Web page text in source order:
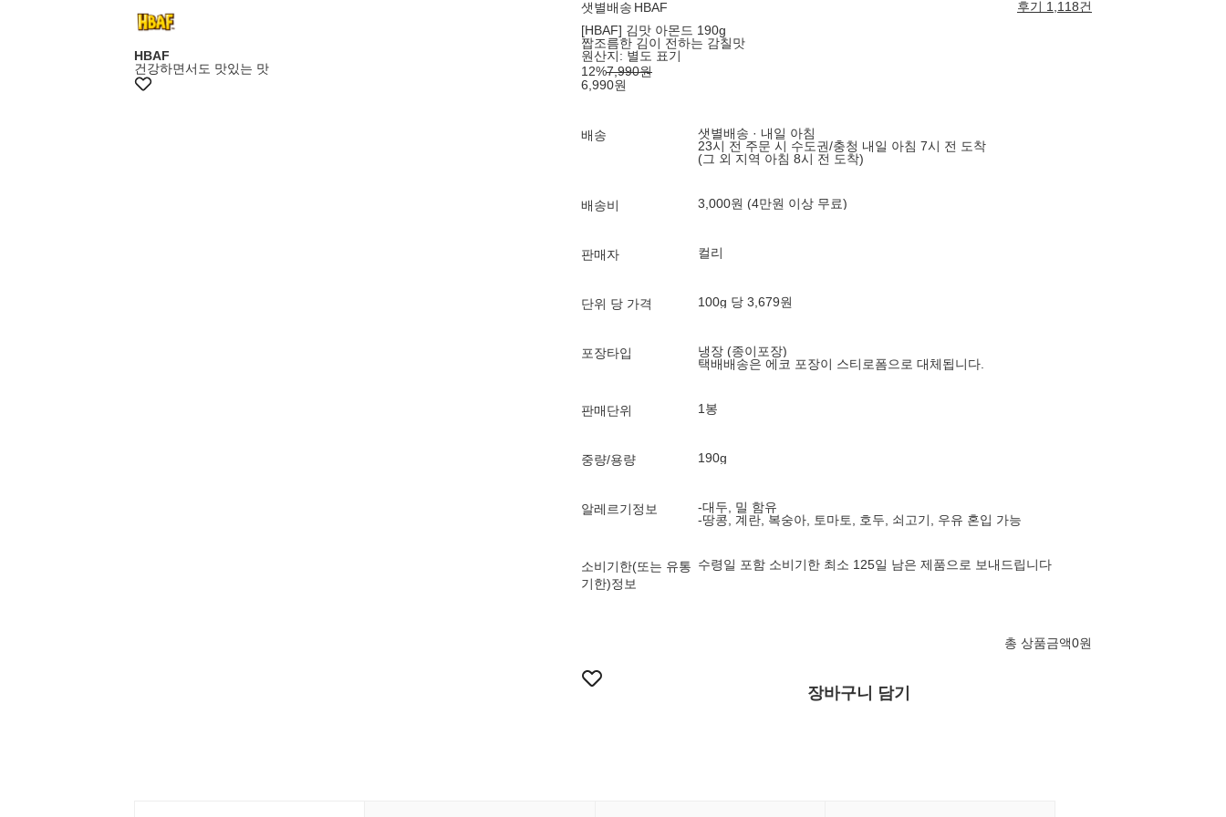
+최대20%쿠폰
HBAF
건강하면서도 맛있는 맛
샛별배송 HBAF
후기 1,118건
[HBAF] 김맛 아몬드 190g
짭조름한 김이 전하는 감칠맛
원산지: 별도 표기
12%7,990원
6,990원
배송
샛별배송 · 내일 아침
23시 전 주문 시 수도권/충청 내일 아침 7시 전 도착
(그 외 지역 아침 8시 전 도착)
배송비 3,000원 (4만원 이상 무료)
판매자 컬리
단위 당 가격 100g 당 3,679원
포장타입
냉장 (종이포장)
택배배송은 에코 포장이 스티로폼으로 대체됩니다.
판매단위 1봉
중량/용량 190g
알레르기정보
-대두, 밀 함유
-땅콩, 계란, 복숭아, 토마토, 호두, 쇠고기, 우유 혼입 가능
소비기한(또는 유통
기한)정보
수령일 포함 소비기한 최소 125일 남은 제품으로 보내드립니다
총 상품금액0원
장바구니 담기